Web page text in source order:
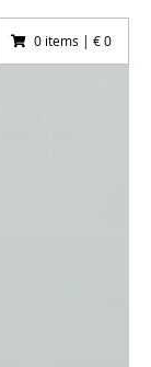
0 items | € 0